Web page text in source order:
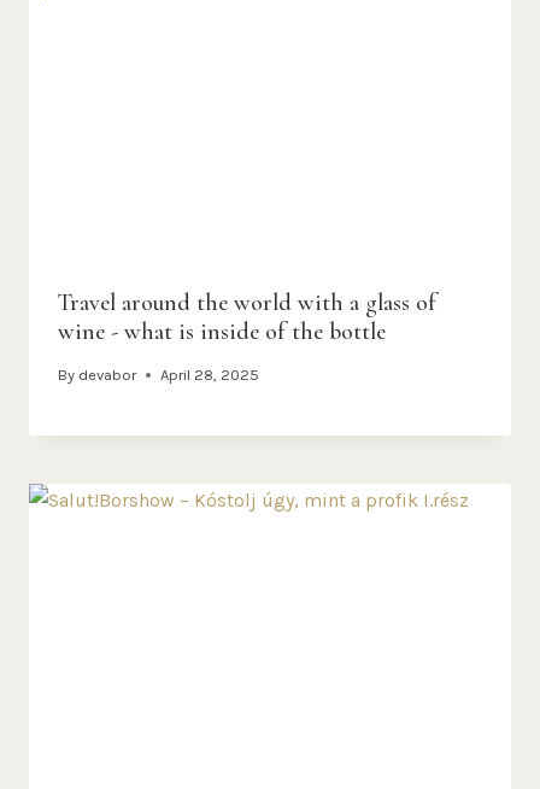
Travel around the world with a glass of
wine - what is inside of the bottle
By devabor April 28, 2025